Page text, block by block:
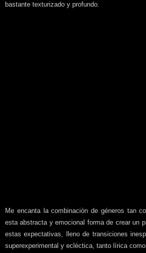
bastante texturizado y profundo.
Me encanta la combinación de géneros tan
esta abstracta y emocional forma de crear un
estas expectativas, lleno de transiciones
superexperimental y ecléctica, tanto lírica